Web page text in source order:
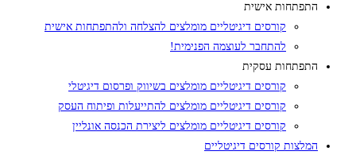
התפתחות אישית
קורסים דיגיטליים מומלצים להצלחה ולהתפתחות אישית
להתחבר לעוצמה הפנימית!
התפתחות עסקית
קורסים דיגיטליים מומלצים בשיווק ופרסום דיגיטלי
קורסים דיגיטליים מומלצים להתייעלות ופיתוח העסק
קורסים דיגיטליים מומלצים ליצירת הכנסה אונליין
המלצות קורסים דיגיטליים